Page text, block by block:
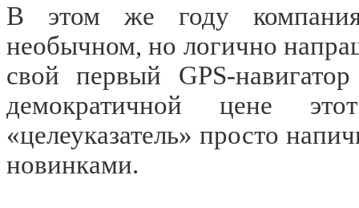
В этом же году компания
необычном, но логично
свой первый GPS-
демократичной цене
«целеуказатель» просто
новинками.